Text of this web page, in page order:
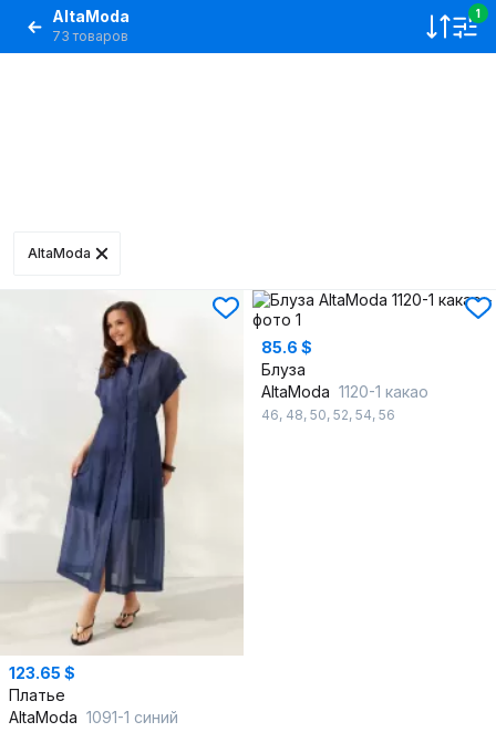
AltaModa
73 товаров
1
AltaModa
123.65 $
Платье
AltaModa 1091-1 синий
85.6 $
Блуза
AltaModa 1120-1 какао
46, 48, 50, 52, 54, 56